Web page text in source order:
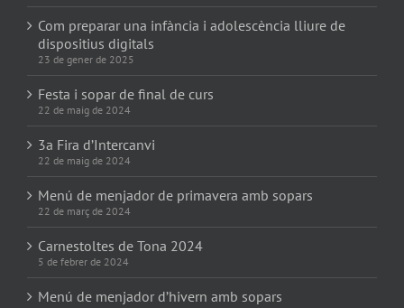
Com preparar una infància i adolescència lliure de
dispositius digitals
23 de gener de 2025
Festa i sopar de final de curs
22 de maig de 2024
3a Fira d’Intercanvi
22 de maig de 2024
Menú de menjador de primavera amb sopars
22 de març de 2024
Carnestoltes de Tona 2024
5 de febrer de 2024
Menú de menjador d’hivern amb sopars